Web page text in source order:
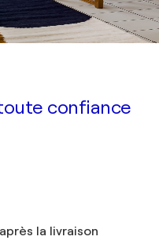
confiance
la livraison